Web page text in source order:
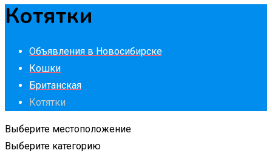
Котятки
Объявления в Новосибирске
Кошки
Британская
Котятки
Выберите местоположение
Выберите категорию